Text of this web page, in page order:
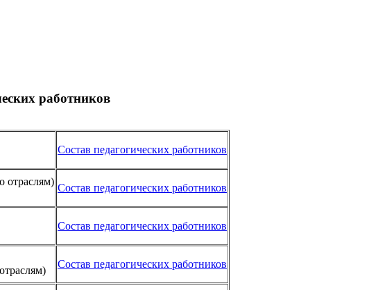
работников
Состав педагогических работников
отраслям)
Состав педагогических работников
Состав педагогических работников
Состав педагогических работников